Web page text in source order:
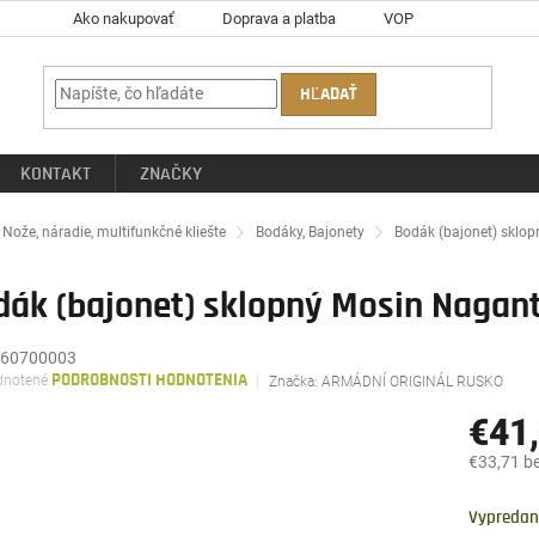
Ako nakupovať Doprava a platba VOP
HĽADAŤ
KONTAKT ZNAČKY
Nože, náradie, multifunkčné kliešte Bodáky, Bajonety Bodák (bajonet)
(bajonet) sklopný Mosin
PODROBNOSTI HODNOTENIA Značka: ARMÁDNÍ ORIGINÁL RUSKO
€33,71
cena: